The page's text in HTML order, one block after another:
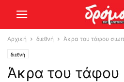
Αρχική διεθνή Άκρα του τάφου
διεθνή
Άκρα του